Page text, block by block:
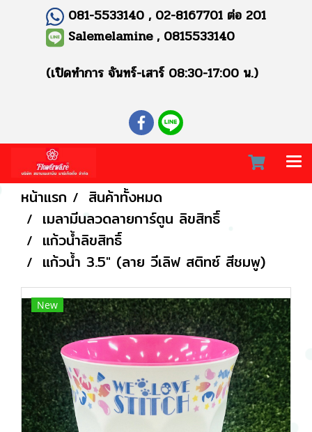
081-5533140 , 02-8167701 ต่อ 201
Salemelamine , 0815533140
(เปิดทำการ จันทร์-เสาร์ 08:30-17:00 น.)
หน้าแรก
สินค้าทั้งหมด
เมลามีนลวดลายการ์ตูน ลิขสิทธิ์
แก้วน้ำลิขสิทธิ์
แก้วน้ำ 3.5" (ลาย วีเลิฟ สติทซ์ สีชมพู)
New